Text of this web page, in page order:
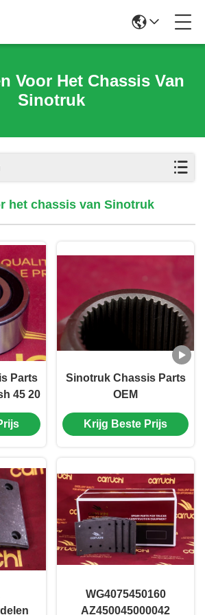
Voor Het Chassis Van
Sinotruk
het chassis van Sinotruk
Parts
45 20
de
te
te
Sinotruk Chassis Parts
OEM
versnellingsonderdelen
compatibel met Howo
Krijg Beste Prijs
WG4075450160
AZ450045000042